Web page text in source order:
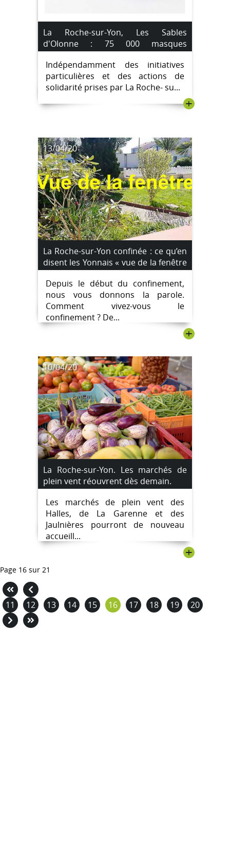
La Roche-sur-Yon, Les Sables
d'Olonne : 75 000 masques
réutilisables distribués aux habitants
pour lutter contre le coronavirus.
Indépendamment des initiatives
particulières et des actions de
solidarité prises par La Roche- su...
+
13/04/20
La Roche-sur-Yon confinée : ce qu’en
disent les Yonnais « vue de la fenêtre
». Aujourd’hui, Carole, 43 ans.
Depuis le début du confinement,
nous vous donnons la parole.
Comment vivez-vous le
confinement ? De...
+
10/04/20
La Roche-sur-Yon. Les marchés de
plein vent réouvrent dès demain.
Les marchés de plein vent des
Halles, de La Garenne et des
Jaulnières pourront de nouveau
accueill...
+
Page 16 sur 21
11 12 13 14 15 16 17 18 19 20